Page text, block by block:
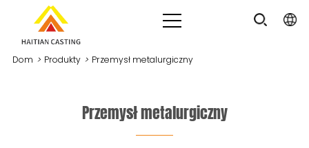
Dom > Produkty > Przemysł metalurgiczny
Przemysł metalurgiczny